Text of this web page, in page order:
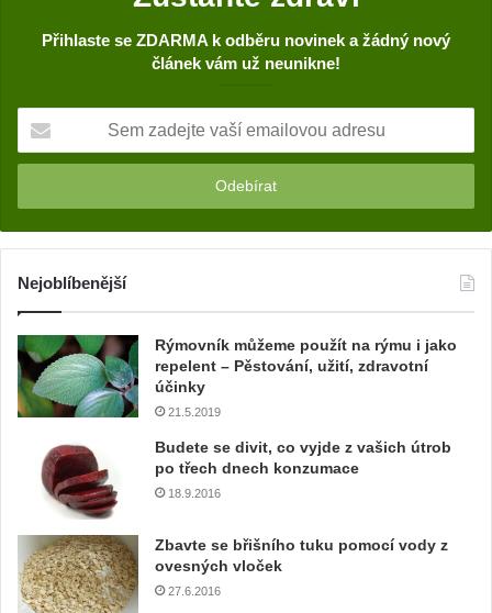
Přihlaste se ZDARMA k odběru novinek a žádný nový
článek vám už neunikne!
m
a
d
j
v
a
š
í
l
v
o
Nejoblíbenější
Rýmovník můžeme použít na rýmu i jako
repelent – Pěstování, užití, zdravotní
účinky
21.5.2019
Budete se divit, co vyjde z vašich útrob
po třech dnech konzumace
18.9.2016
Zbavte se břišního tuku pomocí vody z
ovesných vloček
27.6.2016